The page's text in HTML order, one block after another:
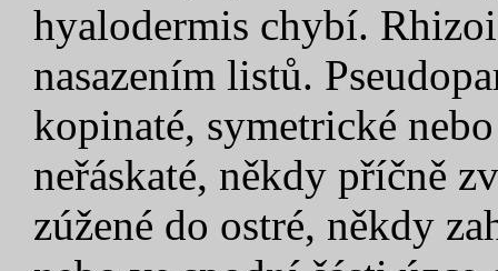
hyalodermis chybí.
nasazením listů.
kopinaté, symetrické
neřáskaté, někdy příčně
zúžené do ostré, někdy